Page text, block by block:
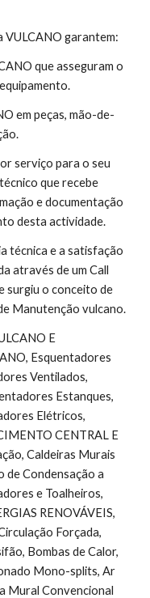
VULCANO garantem:
que asseguram o
em peças, mão-de-
serviço para o seu
que recebe
e documentação
desta actividade.
técnica e a satisfação
através de um Call
surgiu o conceito de
Manutenção vulcano.
Esquentadores
Ventilados,
Estanques,
Elétricos,
CENTRAL E
Caldeiras Murais
de Condensação a
e Toalheiros,
RENOVÁVEIS,
Forçada,
Bombas de Calor,
Mono-splits, Ar
Mural Convencional